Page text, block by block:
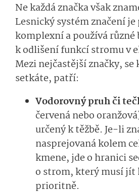
Ne každá značka však
Lesnický systém značení
komplexní a používá různé
k odlišení funkcí stromu v
Mezi nejčastější značky,
setkáte, patří:
Vodorovný pruh či
červená nebo
určený k těžbě. Je-li
nasprejovaná kolem
kmene, jde o hranici
o strom, který musí jít
prioritně.